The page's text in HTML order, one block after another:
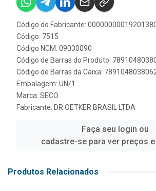
Código do Fabricante:
Código: 7515
Código NCM: 09030090
Código de Barras do Produto:
Código de Barras da Caixa:
Embalagem: UN/1
Marca: SECO
Fabricante: DR.OETKER BRASIL LTDA
Faça seu login ou
cadastre-se para ver preços
Produtos Relacionados